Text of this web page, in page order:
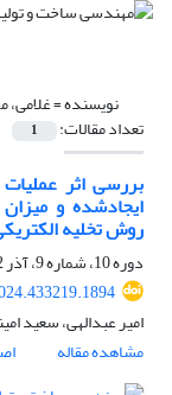
نویسنده =
تعداد مقالات: 1
بررسی اثر
ایجادشده و
روش تخلیه
دوره 10، شماره 9، آذر 1402، صفحه
امیر عبدالهی، سعید
مشاهده مقاله